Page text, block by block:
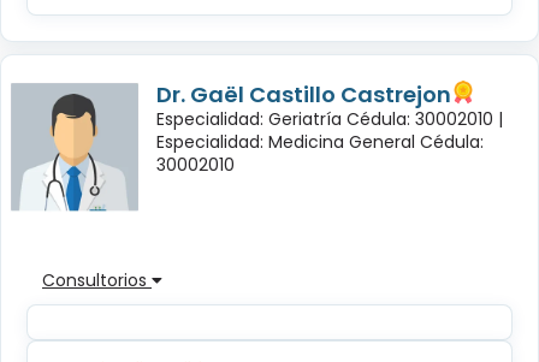
Dr. Gaël Castillo Castrejon
Especialidad: Geriatría Cédula: 30002010 |
Especialidad: Medicina General Cédula:
30002010
Consultorios